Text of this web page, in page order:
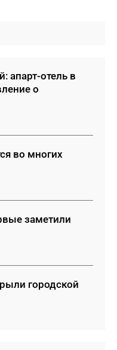
апарт-отель в
о
во многих
заметили
городской